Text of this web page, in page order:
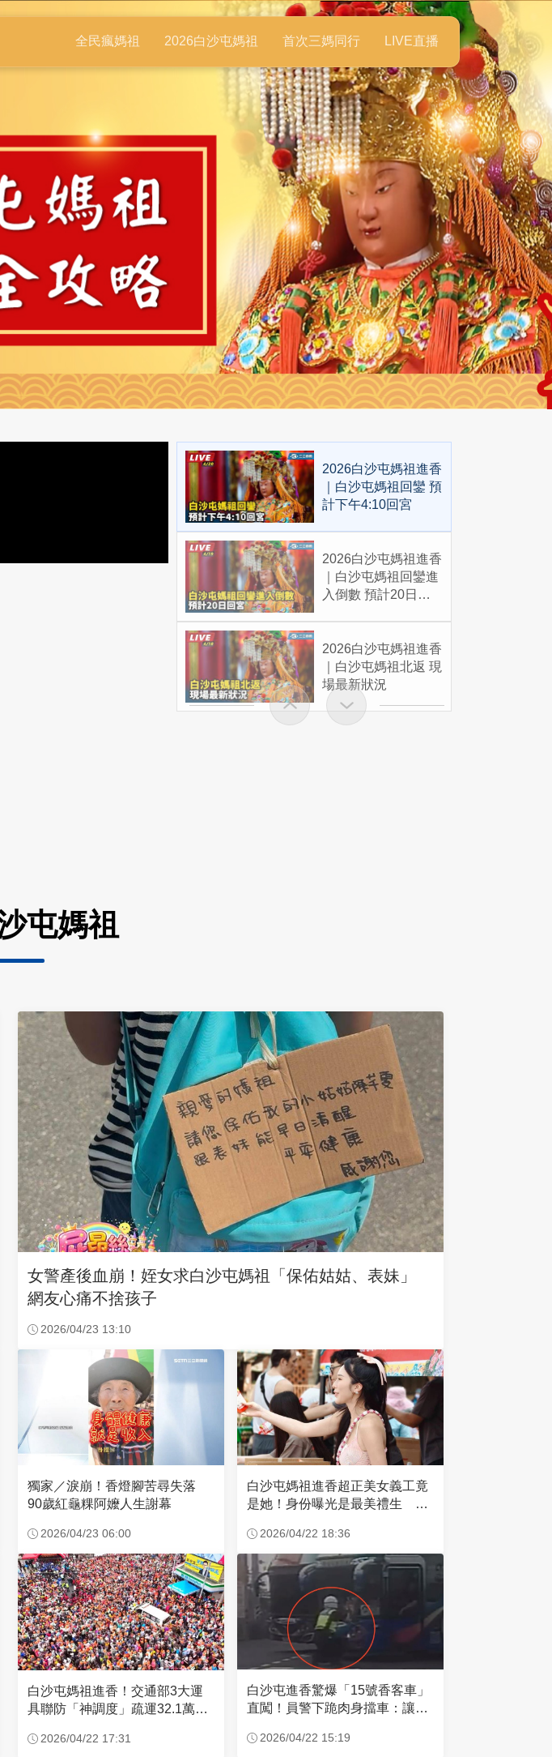
全民瘋媽祖 2026白沙屯媽祖 首次三媽同行 LIVE直播
2026白沙屯媽祖進香
｜白沙屯媽祖回鑾 預
計下午4:10回宮
2026白沙屯媽祖進香
｜白沙屯媽祖回鑾進
入倒數 預計20日回
2026白沙屯媽祖進香
｜白沙屯媽祖北返 現
場最新狀況
屯媽祖
女警產後血崩！姪女求白沙屯媽祖「保佑姑姑、表妹」
網友心痛不捨孩子
2026/04/23 13:10
獨家／淚崩！香燈腳苦尋失落
90歲紅龜粿阿嬤人生謝幕
2026/04/23 06:00
白沙屯媽祖進香超正美女義工竟
是她！身份曝光是最美禮生 一
2026/04/22 18:36
白沙屯媽祖進香！交通部3大運
具聯防「神調度」疏運32.1萬創
2026/04/22 17:31
白沙屯進香驚爆「15號香客車」
直闖！員警下跪肉身擋車：讓行
2026/04/22 15:19